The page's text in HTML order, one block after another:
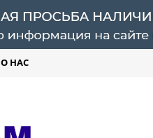
О НАС